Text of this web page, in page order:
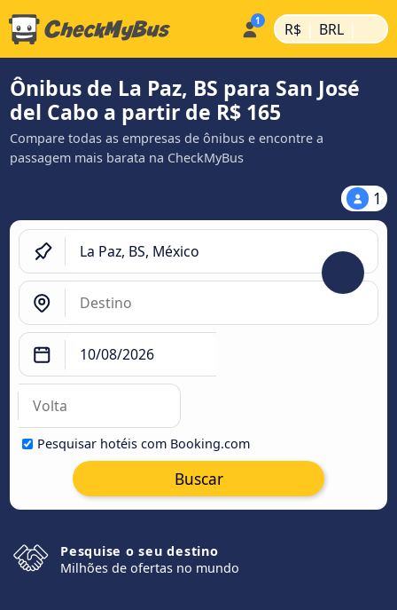
R$ | BRL |
Ônibus de La Paz, BS para San José
del Cabo a partir de R$ 165
Compare todas as empresas de ônibus e encontre a
passagem mais barata na CheckMyBus
1
Pesquisar hotéis com Booking.com
Buscar
Pesquise o seu destino
Milhões de ofertas no mundo